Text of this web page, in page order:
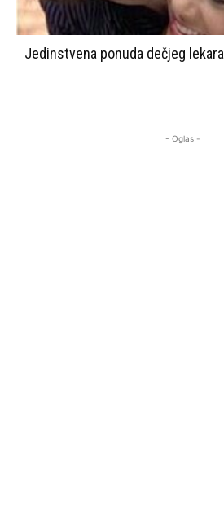
Jedinstvena ponuda dečjeg lekara
- Oglas -